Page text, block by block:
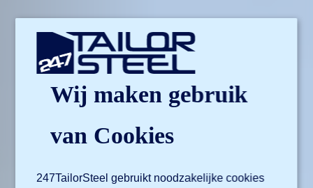
Wij maken gebruik
van Cookies
247TailorSteel gebruikt noodzakelijke cookies